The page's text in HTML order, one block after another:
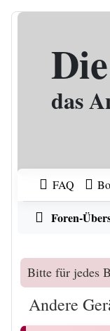
Zum Inhalt
das
FAQ
Foren-
Bitte für jedes
Andere